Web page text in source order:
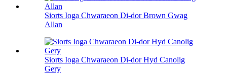
Siorts Ioga Chwaraeon Di-dor Brown Gwag
Allan
Siorts Ioga Chwaraeon Di-dor Hyd Canolig
Gery